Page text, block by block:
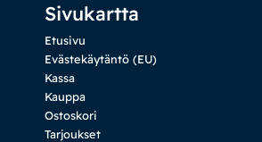
Sivukartta
Etusivu
Evästekäytäntö (EU)
Kassa
Kauppa
Ostoskori
Tarjoukset